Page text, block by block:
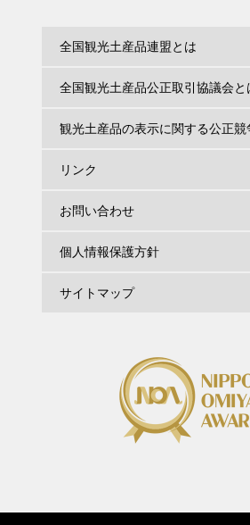
全国観光土産品連盟とは
全国観光土産品公正取引協議会と
観光土産品の表示に関する公正競
リンク
お問い合わせ
個人情報保護方針
サイトマップ